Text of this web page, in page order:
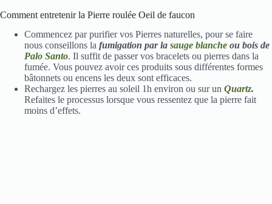
Comment entretenir la Pierre roulée Oeil de faucon
Commencez par purifier vos Pierres naturelles, pour se faire
nous conseillons la fumigation par la sauge blanche ou bois de
Palo Santo. Il suffit de passer vos bracelets ou pierres dans la
fumée. Vous pouvez avoir ces produits sous différentes formes
bâtonnets ou encens les deux sont efficaces.
Rechargez les pierres au soleil 1h environ ou sur un Quartz.
Refaites le processus lorsque vous ressentez que la pierre fait
moins d’effets.